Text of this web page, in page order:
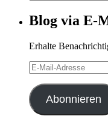
Blog via E-
Erhalte
E-
Mail-
Adresse
Abonnieren